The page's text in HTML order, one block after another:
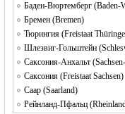
Баден-Вюртемберг (Baden-
Бремен (Bremen)
Тюрингия (Freistaat
Шлезвиг-Гольштейн
Саксония-Анхальт
Саксония (Freistaat Sachsen)
Саар (Saarland)
Рейнланд-Пфальц